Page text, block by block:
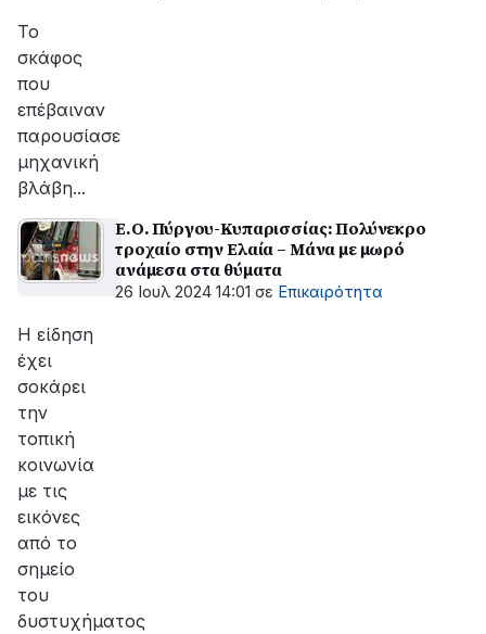
Το
σκάφος
που
επέβαιναν
παρουσίασε
μηχανική
βλάβη...
Ε.Ο. Πύργου-Κυπαρισσίας: Πολύνεκρο
τροχαίο στην Ελαία – Μάνα με μωρό
ανάμεσα στα θύματα
26 Ιουλ 2024 14:01 σε Επικαιρότητα
Η είδηση
έχει
σοκάρει
την
τοπική
κοινωνία
με τις
εικόνες
από το
σημείο
του
δυστυχήματος